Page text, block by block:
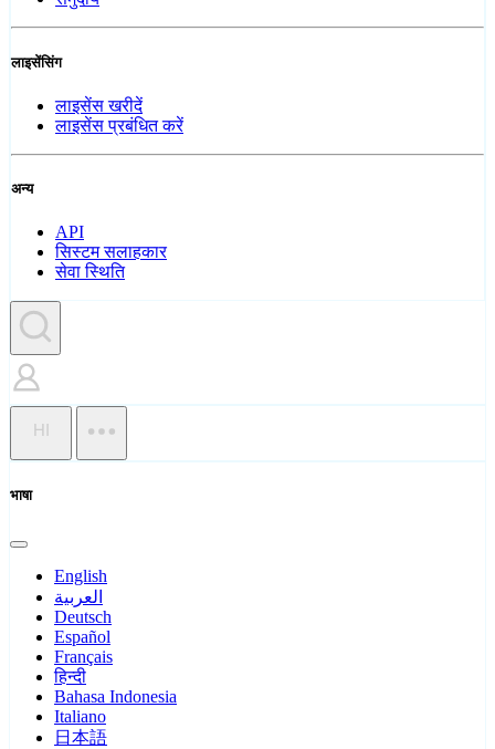
लाइसेंसिंग
लाइसेंस खरीदें
लाइसेंस प्रबंधित करें
अन्य
API
सिस्टम सलाहकार
सेवा स्थिति
HI
भाषा
English
العربية
Deutsch
Español
Français
हिन्दी
Bahasa Indonesia
Italiano
日本語